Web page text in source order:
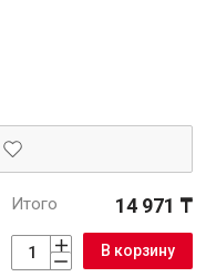
Итого 14 971 ₸
В корзину